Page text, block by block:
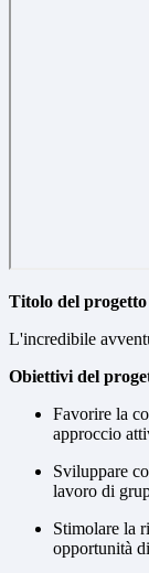
Titolo del progetto
L'incredibile
Obiettivi del
Favorire la
approccio
Sviluppare
lavoro di
Stimolare la
opportunità